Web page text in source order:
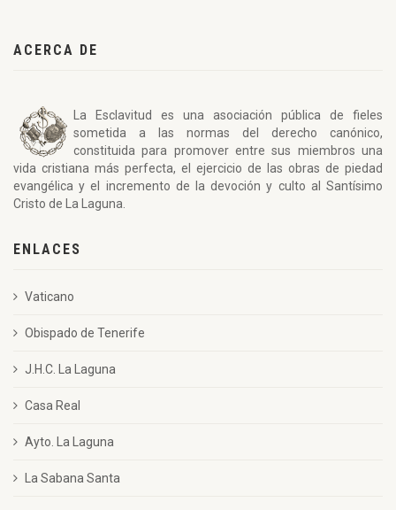
ACERCA DE
La Esclavitud es una asociación pública de fieles
sometida a las normas del derecho canónico,
constituida para promover entre sus miembros una
vida cristiana más perfecta, el ejercicio de las obras de piedad
evangélica y el incremento de la devoción y culto al Santísimo
Cristo de La Laguna.
ENLACES
Vaticano
Obispado de Tenerife
J.H.C. La Laguna
Casa Real
Ayto. La Laguna
La Sabana Santa